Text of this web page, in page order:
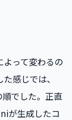
って変わるの
感じでは、
でした。正直
が生成したコ